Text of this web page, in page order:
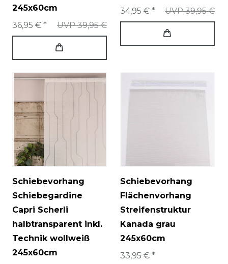
245x60cm
UVP 39,95 €
36,95 € *
UVP 39,95 €
34,95 € *
Schiebevorhang
Schiebegardine
Capri Scherli
halbtransparent inkl.
Technik wollweiß
245x60cm
Schiebevorhang
Flächenvorhang
Streifenstruktur
Kanada grau
245x60cm
33,95 € *